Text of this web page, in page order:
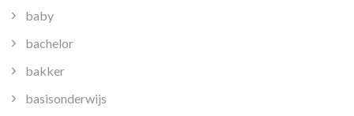
baby
bachelor
bakker
basisonderwijs